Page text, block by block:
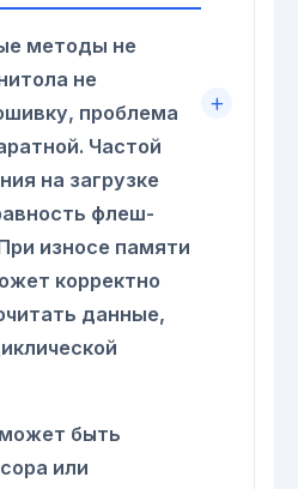
методы не
не
проблема
Частой
на загрузке
флеш-
износе памяти
корректно
данные,
быть
или